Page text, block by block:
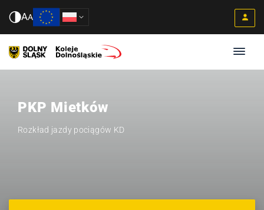
AA
PKP Mietków
Rozkład jazdy pociągów KD